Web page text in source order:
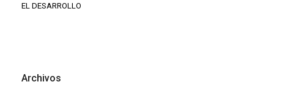
EL DESARROLLO
Archivos